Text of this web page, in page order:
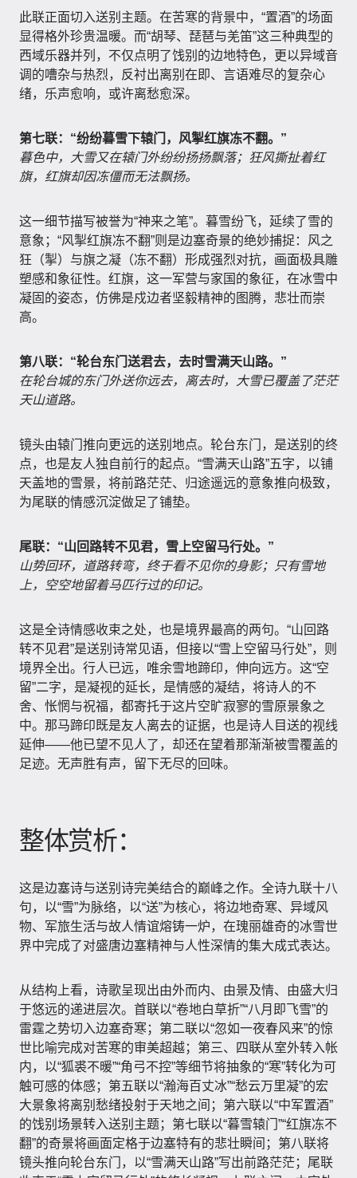
此联正面切入送别主题。在苦寒的背景中，“置酒”的场面
显得格外珍贵温暖。而“胡琴、琵琶与羌笛”这三种典型的
西域乐器并列，不仅点明了饯别的边地特色，更以异域音
调的嘈杂与热烈，反衬出离别在即、言语难尽的复杂心
绪，乐声愈响，或许离愁愈深。
第七联：“纷纷暮雪下辕门，风掣红旗冻不翻。”
暮色中，大雪又在辕门外纷纷扬扬飘落；狂风撕扯着红
旗，红旗却因冻僵而无法飘扬。
这一细节描写被誉为“神来之笔”。暮雪纷飞，延续了雪的
意象；“风掣红旗冻不翻”则是边塞奇景的绝妙捕捉：风之
狂（掣）与旗之凝（冻不翻）形成强烈对抗，画面极具雕
塑感和象征性。红旗，这一军营与家国的象征，在冰雪中
凝固的姿态，仿佛是戍边者坚毅精神的图腾，悲壮而崇
高。
第八联：“轮台东门送君去，去时雪满天山路。”
在轮台城的东门外送你远去，离去时，大雪已覆盖了茫茫
天山道路。
镜头由辕门推向更远的送别地点。轮台东门，是送别的终
点，也是友人独自前行的起点。“雪满天山路”五字，以铺
天盖地的雪景，将前路茫茫、归途遥远的意象推向极致，
为尾联的情感沉淀做足了铺垫。
尾联：“山回路转不见君，雪上空留马行处。”
山势回环，道路转弯，终于看不见你的身影；只有雪地
上，空空地留着马匹行过的印记。
这是全诗情感收束之处，也是境界最高的两句。“山回路
转不见君”是送别诗常见语，但接以“雪上空留马行处”，则
境界全出。行人已远，唯余雪地蹄印，伸向远方。这“空
留”二字，是凝视的延长，是情感的凝结，将诗人的不
舍、怅惘与祝福，都寄托于这片空旷寂寥的雪原景象之
中。那马蹄印既是友人离去的证据，也是诗人目送的视线
延伸——他已望不见人了，却还在望着那渐渐被雪覆盖的
足迹。无声胜有声，留下无尽的回味。
整体赏析：
这是边塞诗与送别诗完美结合的巅峰之作。全诗九联十八
句，以“雪”为脉络，以“送”为核心，将边地奇寒、异域风
物、军旅生活与故人情谊熔铸一炉，在瑰丽雄奇的冰雪世
界中完成了对盛唐边塞精神与人性深情的集大成式表达。
从结构上看，诗歌呈现出由外而内、由景及情、由盛大归
于悠远的递进层次。首联以“卷地白草折”“八月即飞雪”的
雷霆之势切入边塞奇寒；第二联以“忽如一夜春风来”的惊
世比喻完成对苦寒的审美超越；第三、四联从室外转入帐
内，以“狐裘不暖”“角弓不控”等细节将抽象的“寒”转化为可
触可感的体感；第五联以“瀚海百丈冰”“愁云万里凝”的宏
大景象将离别愁绪投射于天地之间；第六联以“中军置酒”
的饯别场景转入送别主题；第七联以“暮雪辕门”“红旗冻不
翻”的奇景将画面定格于边塞特有的悲壮瞬间；第八联将
镜头推向轮台东门，以“雪满天山路”写出前路茫茫；尾联